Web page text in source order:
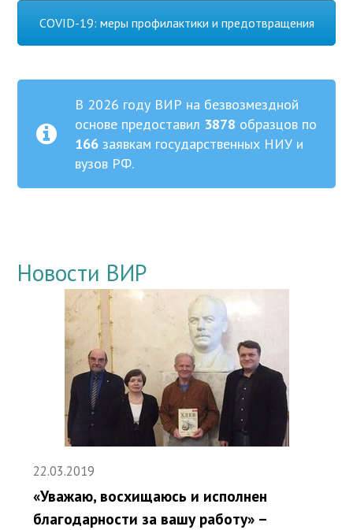
COVID-19: меры профилактики и предотвращения
В 2026 году ВИР на безвозмездной
основе предоставил 3878 образцов по
166 заявкам государственных НИУ и
вузов РФ.
Новости ВИР
22.03.2019
«Уважаю, восхищаюсь и исполнен
благодарности за вашу работу» –